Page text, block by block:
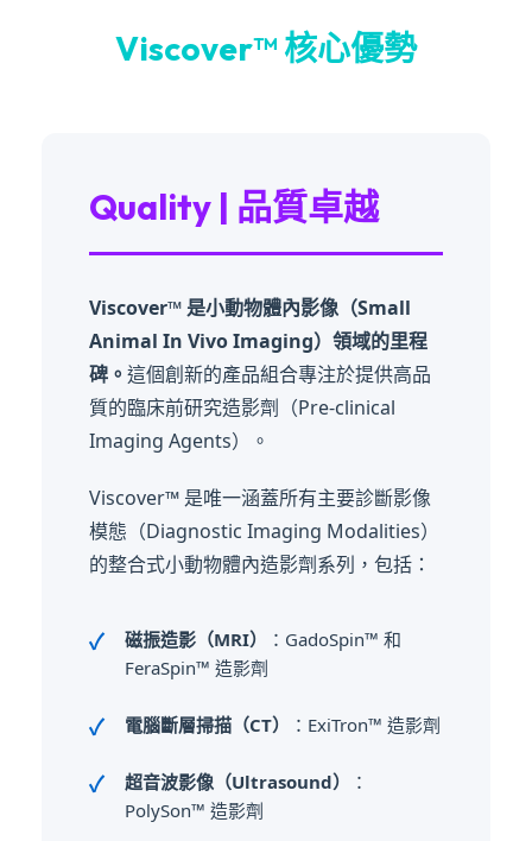
Viscover™ 核心優勢
Quality | 品質卓越
Viscover™ 是小動物體內影像（Small
Animal In Vivo Imaging）領域的里程
碑。 這個創新的產品組合專注於提供高品
質的臨床前研究造影劑（Pre-clinical
Imaging Agents）。
Viscover™ 是唯一涵蓋所有主要診斷影像
模態（Diagnostic Imaging Modalities）
的整合式小動物體內造影劑系列，包括：
磁振造影（MRI）
：GadoSpin™ 和
FeraSpin™ 造影劑
電腦斷層掃描（CT） ：ExiTron™ 造影劑
超音波影像（Ultrasound）
：
PolySon™ 造影劑